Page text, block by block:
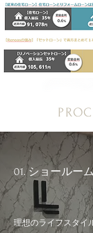
01. ショールー
理想のライフスタイ